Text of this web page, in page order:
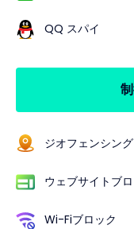
QQ スパイ
ジオフェンシング
ウェブサイトブ
Wi-Fiブロック